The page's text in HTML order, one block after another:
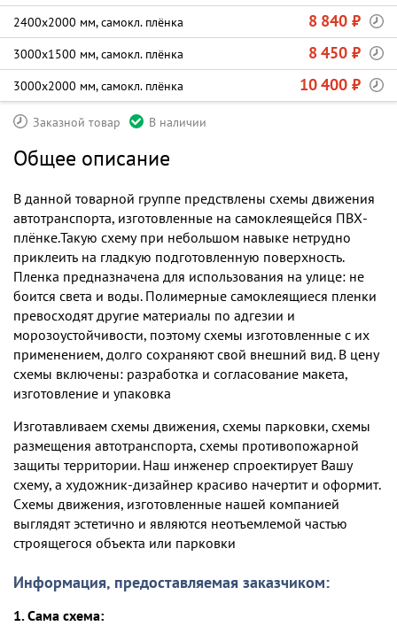
2400х2000 мм, самокл. плёнка 8 840 ₽
3000х1500 мм, самокл. плёнка 8 450 ₽
3000х2000 мм, самокл. плёнка 10 400 ₽
Заказной товар В наличии
Общее описание
В данной товарной группе предствлены схемы движения
автотранспорта, изготовленные на самоклеящейся ПВХ-
плёнке.Такую схему при небольшом навыке нетрудно
приклеить на гладкую подготовленную поверхность.
Пленка предназначена для использования на улице: не
боится света и воды. Полимерные самоклеящиеся пленки
превосходят другие материалы по адгезии и
морозоустойчивости, поэтому схемы изготовленные с их
применением, долго сохраняют свой внешний вид. В цену
схемы включены: разработка и согласование макета,
изготовление и упаковка
Изготавливаем схемы движения, схемы парковки, схемы
размещения автотранспорта, схемы противопожарной
защиты территории. Наш инженер спроектирует Вашу
схему, а художник-дизайнер красиво начертит и оформит.
Схемы движения, изготовленные нашей компанией
выглядят эстетично и являются неотъемлемой частью
строящегося объекта или парковки
Информация, предоставляемая заказчиком:
1. Сама схема: